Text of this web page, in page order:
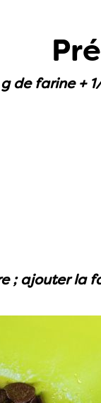
de farine +
; ajouter la